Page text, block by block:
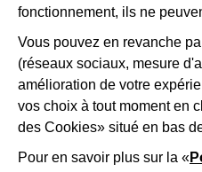
Télécharger
Mentions légales
Politique d'utilisation des
fonctionnement, ils ne
Vous pouvez en revanche
(réseaux sociaux, mesure
amélioration de votre
vos choix à tout moment en
des Cookies» situé en bas
Pour en savoir plus sur la «